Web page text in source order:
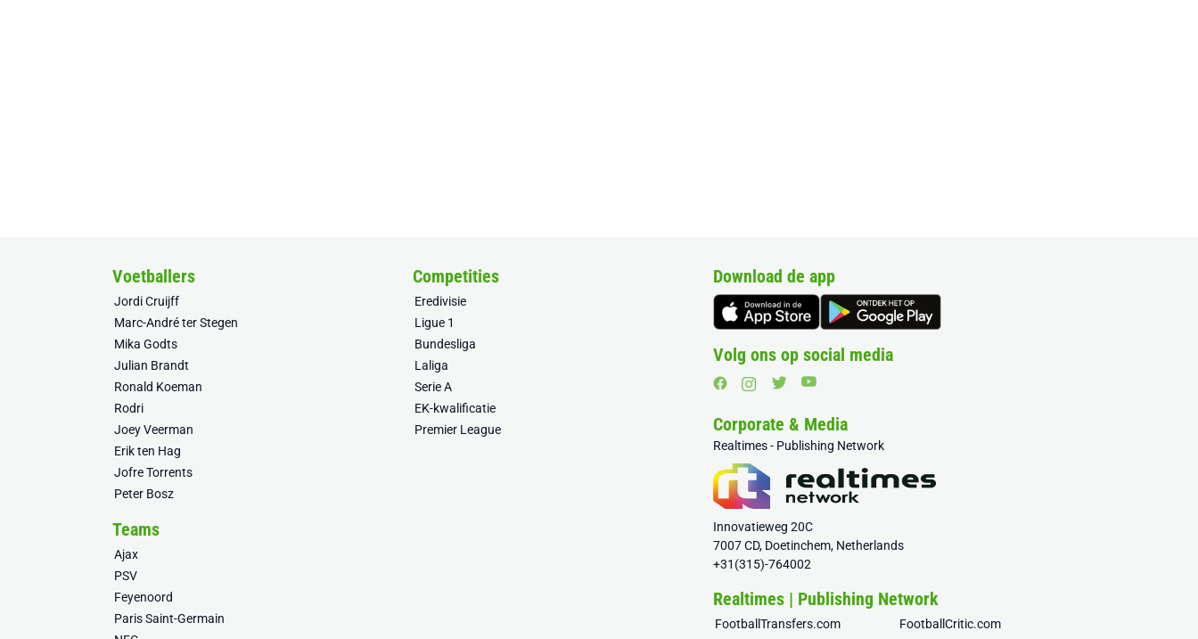
Voetballers
Jordi Cruijff
Marc-André ter Stegen
Mika Godts
Julian Brandt
Ronald Koeman
Rodri
Joey Veerman
Erik ten Hag
Jofre Torrents
Peter Bosz
Competities
Eredivisie
Ligue 1
Bundesliga
Laliga
Serie A
EK-kwalificatie
Premier League
Teams
Ajax
PSV
Feyenoord
Paris Saint-Germain
Download de app
Volg ons op social media
Corporate & Media
Realtimes - Publishing Network
Innovatieweg 20C
7007 CD, Doetinchem, Netherlands
+31(315)-764002
Realtimes | Publishing Network
FootballTransfers.com
FootballCritic.com